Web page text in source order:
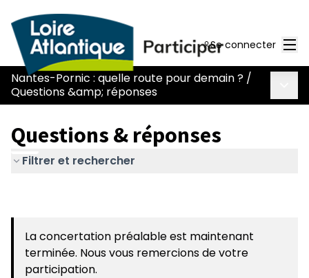
Se connecter
Nantes-Pornic : quelle route pour demain ? /
Questions &amp; réponses
Questions & réponses
Filtrer et rechercher
La concertation préalable est maintenant
terminée. Nous vous remercions de votre
participation.